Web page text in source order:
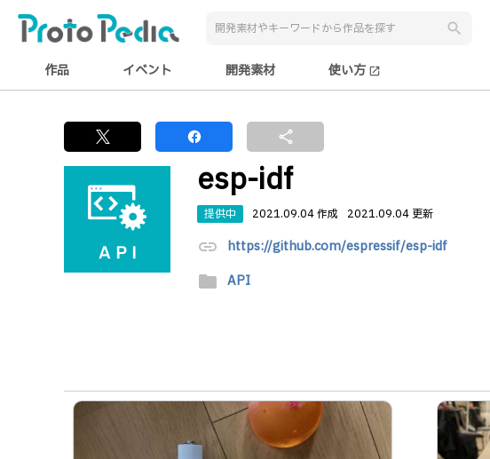
search
作品 イベント 開発素材 使い方 open_in_new
share
esp-idf
提供中 2021.09.04 作成 2021.09.04 更新
link https://github.com/espressif/esp-idf
folder API